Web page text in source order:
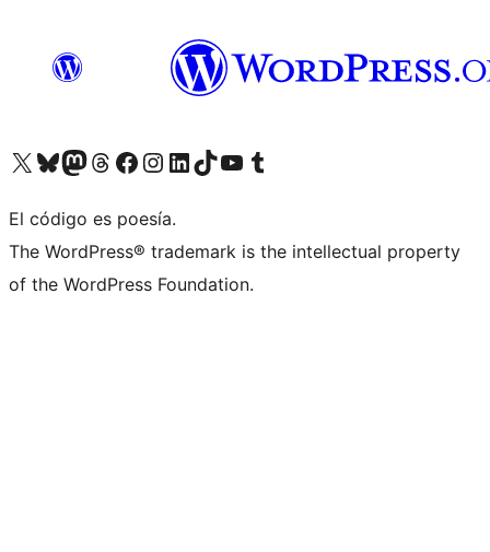
Visit our X (formerly Twitter) account
Visit our Bluesky account
Visit our Mastodon account
Visit our Threads account
Visita nuestra página de Facebook
Visita nuestra cuenta de Instagram
Visita nuestra cuenta de LinkedIn
Visit our TikTok account
Visita nuestro canal de YouTube
Visit our Tumblr account
El código es poesía.
The WordPress® trademark is the intellectual property
of the WordPress Foundation.